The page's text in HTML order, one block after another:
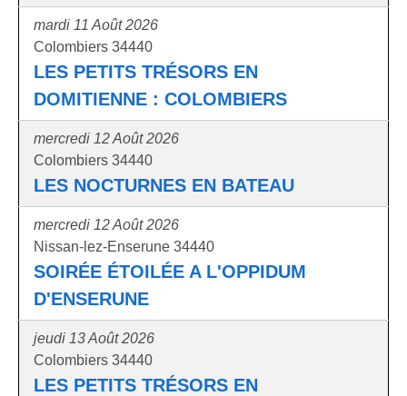
mardi 11 Août 2026
Colombiers 34440
LES PETITS TRÉSORS EN
DOMITIENNE : COLOMBIERS
mercredi 12 Août 2026
Colombiers 34440
LES NOCTURNES EN BATEAU
mercredi 12 Août 2026
Nissan-lez-Enserune 34440
SOIRÉE ÉTOILÉE A L'OPPIDUM
D'ENSERUNE
jeudi 13 Août 2026
Colombiers 34440
LES PETITS TRÉSORS EN